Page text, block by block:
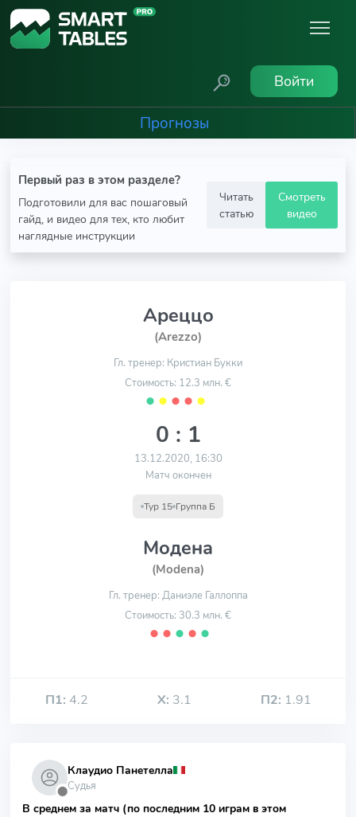
Войти
Прогнозы
Первый раз в этом разделе?
Подготовили для вас пошаговый
гайд, и видео для тех, кто любит
наглядные инструкции
Читать
статью
Смотреть
видео
Ареццо
(Arezzo)
Гл. тренер: Кристиан Букки
Стоимость: 12.3 млн. €
⬤ ⬤ ⬤ ⬤ ⬤
0 : 1
13.12.2020, 16:30
Матч окончен
Тур 15 Группа Б
Модена
(Modena)
Гл. тренер: Даниэле Галлоппа
Стоимость: 30.3 млн. €
⬤ ⬤ ⬤ ⬤ ⬤
П1: 4.2 Х: 3.1 П2: 1.91
⬤
Клаудио Панетелла
Судья
В среднем за матч (по последним 10 играм в этом